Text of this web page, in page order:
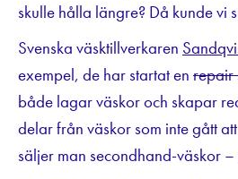
skulle hålla längre? Då kunde vi
Svenska väsktillverkaren
exempel, de har startat en repair
både lagar väskor och skapar
delar från väskor som inte gått
säljer man secondhand-väskor